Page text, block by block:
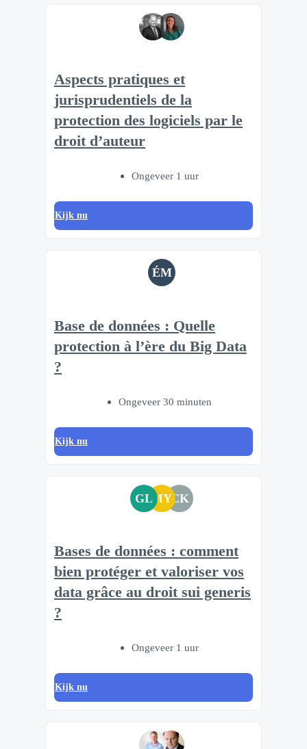
Aspects pratiques et
jurisprudentiels de la
protection des logiciels par le
droit d’auteur
Ongeveer 1 uur
Kijk nu
ÉM
Base de données : Quelle
protection à l’ère du Big Data
?
Ongeveer 30 minuten
Kijk nu
GLMYCK
Bases de données : comment
bien protéger et valoriser vos
data grâce au droit sui generis
?
Ongeveer 1 uur
Kijk nu